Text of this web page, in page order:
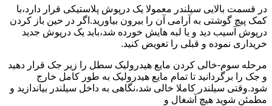
در قسمت بالایی سیلندر معمولا یک درپوش پلاستیکی قرار دارد،با
کمک پیچ گوشتی به آرامی آن را بیرون بیاورید.اگر در حین باز کردن
درپوش آسیب دید و یا لبه هایش خورده شد،باید یک درپوش جدید
خریداری نموده و قبلی را تعویض کنید.
مرحله سوم-خالی کردن مایع هیدرولیک سطل را زیر جک قرار دهید
و جک را برگردانید تا تمام مایع هیدرولیک به طور کامل خارج
شود.وقتی سیلندر کاملا خالی شد،نگاهی به داخل سیلندر بیاندازید و
مطمئن شوید هیچ آشغال و